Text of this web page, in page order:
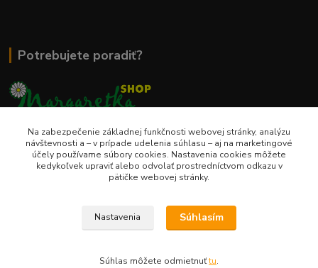
Potrebujete poradiť?
0948 236 042
info@margaretkashop.sk
Na zabezpečenie základnej funkčnosti webovej stránky, analýzu
návštevnosti a – v prípade udelenia súhlasu – aj na marketingové
účely používame súbory cookies. Nastavenia cookies môžete
kedykoľvek upraviť alebo odvolať prostredníctvom odkazu v
pätičke webovej stránky.
Nastavenia Súhlasím
Súhlas môžete odmietnuťtu.